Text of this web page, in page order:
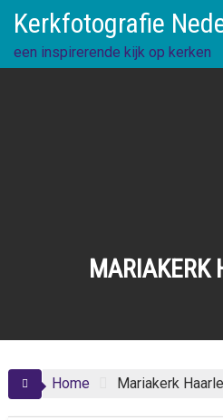
content
Kerkfotografie
een inspirerende kijk op kerken
MARIAKERK
Home Mariakerk